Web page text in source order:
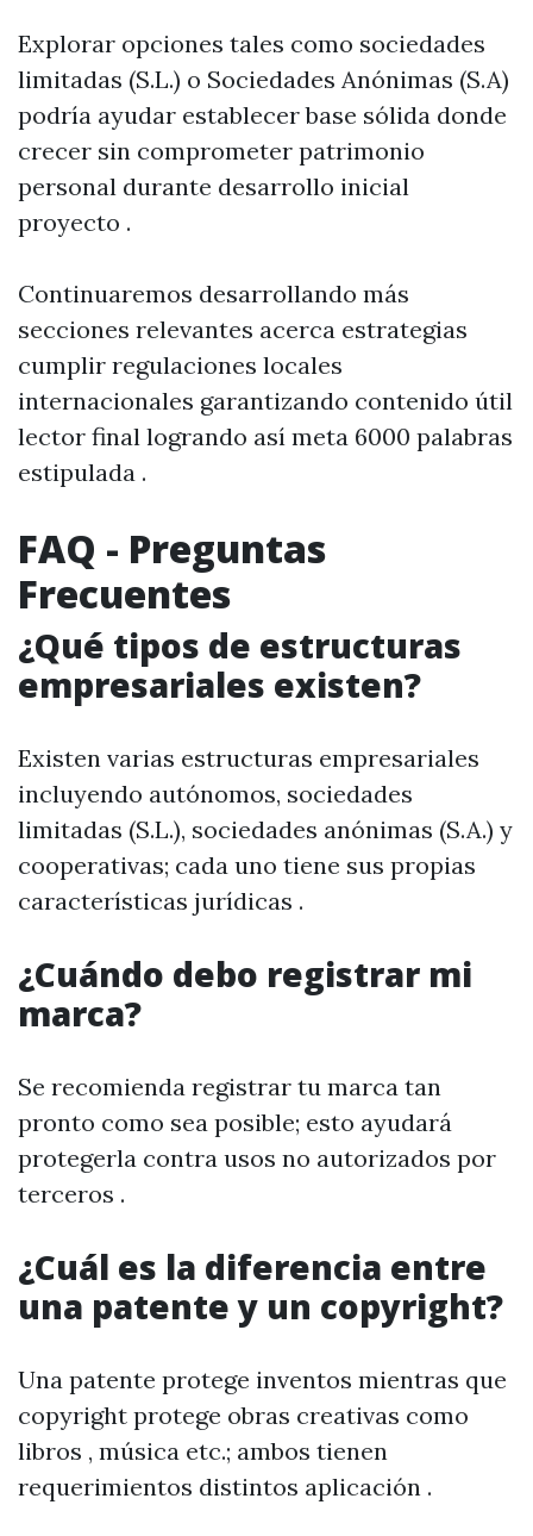
Explorar opciones tales como sociedades
limitadas (S.L.) o Sociedades Anónimas (S.A)
podría ayudar establecer base sólida donde
crecer sin comprometer patrimonio
personal durante desarrollo inicial
proyecto .
Continuaremos desarrollando más
secciones relevantes acerca estrategias
cumplir regulaciones locales
internacionales garantizando contenido útil
lector final logrando así meta 6000 palabras
estipulada .
FAQ - Preguntas
Frecuentes
¿Qué tipos de estructuras
empresariales existen?
Existen varias estructuras empresariales
incluyendo autónomos, sociedades
limitadas (S.L.), sociedades anónimas (S.A.) y
cooperativas; cada uno tiene sus propias
características jurídicas .
¿Cuándo debo registrar mi
marca?
Se recomienda registrar tu marca tan
pronto como sea posible; esto ayudará
protegerla contra usos no autorizados por
terceros .
¿Cuál es la diferencia entre
una patente y un copyright?
Una patente protege inventos mientras que
copyright protege obras creativas como
libros , música etc.; ambos tienen
requerimientos distintos aplicación .